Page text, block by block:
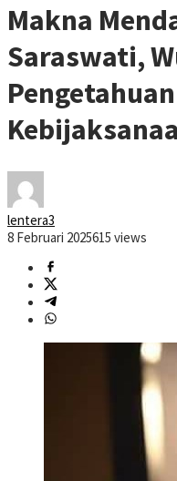
Makna
Saraswati,
lentera3
8 Februari 2025615 views